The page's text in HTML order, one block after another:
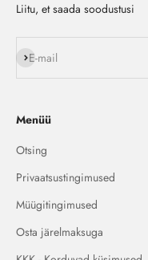
Liitu, et saada soodustusi
E-mail
Liitu
Menüü
Otsing
Privaatsustingimused
Müügitingimused
Osta järelmaksuga